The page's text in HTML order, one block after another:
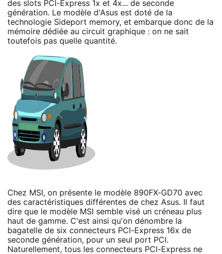
des slots PCI-Express 1x et 4x... de seconde
génération. Le modèle d'Asus est doté de la
technologie Sideport memory, et embarque donc de la
mémoire dédiée au circuit graphique : on ne sait
toutefois pas quelle quantité.
Chez MSI, on présente le modèle 890FX-GD70 avec
des caractéristiques différentes de chez Asus. Il faut
dire que le modèle MSI semble visé un créneau plus
haut de gamme. C'est ainsi qu'on dénombre la
bagatelle de six connecteurs PCI-Express 16x de
seconde génération, pour un seul port PCI.
Naturellement, tous les connecteurs PCI-Express ne